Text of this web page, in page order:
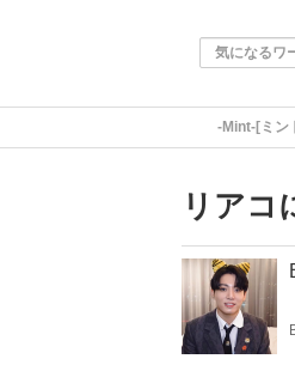
-Mint-[ミン
リアコ